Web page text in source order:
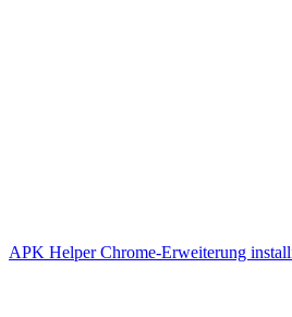
APK Helper Chrome-Erweiterung